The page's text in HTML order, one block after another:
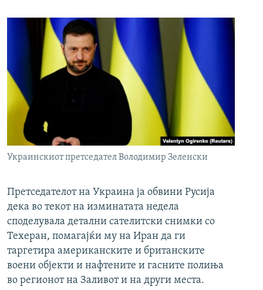
Украинскиот претседател Володимир Зеленски
Претседателот на Украина ја обвини Русија
дека во текот на изминатата недела
споделувала детални сателитски снимки со
Техеран, помагајќи му на Иран да ги
таргетира американските и британските
воени објекти и нафтените и гасните полиња
во регионот на Заливот и на други места.